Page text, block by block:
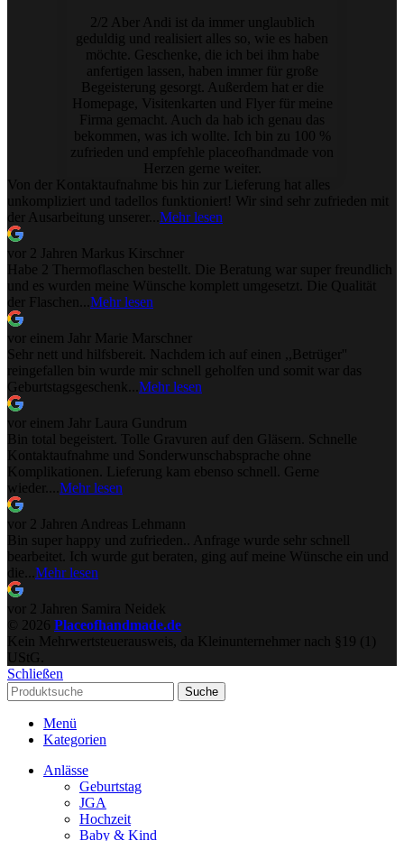
2/2 Aber Andi ist da immer unglaublich
geduldig und realisiert alles so, wie es haben
möchte. Geschenke, die ich bei ihm habe
anfertigen lassen, haben immer für große
Begeisterung gesorgt. Außerdem hat er die
Homepage, Visitenkarten und Flyer für meine
Firma gemacht. Auch da hab ich genau das
bekommen, was ich wollte. Ich bin zu 100 %
zufrieden und empfehle placeofhandmade von
Herzen gerne weiter.
Von der Kontaktaufnahme bis hin zur Lieferung hat alles
unkompliziert und tadellos funktioniert! Wir sind sehr zufrieden mit
der Ausarbeitung unserer... Mehr lesen
vor 2 Jahren Markus Kirschner
Habe 2 Thermoflaschen bestellt. Die Beratung war super freundlich
und es wurden meine Wünsche komplett umgesetzt. Die Qualität
der Flaschen... Mehr lesen
vor einem Jahr
Marie Marschner
Sehr nett und hilfsbereit. Nachdem ich auf einen ,,Betrüger''
reingefallen bin wurde mir schnell geholfen und somit war das
Geburtstagsgeschenk... Mehr lesen
vor einem Jahr
Laura Gundrum
Bin total begeistert. Tolle Gravuren auf den Gläsern. Schnelle
Kontaktaufnahme und Sonderwunschabsprache ohne
Komplikationen. Lieferung kam ebenso schnell. Gerne
wieder.... Mehr lesen
vor 2 Jahren Andreas Lehmann
Bin super happy und zufrieden.. Anfrage wurde sehr schnell
bearbeitet. Ich wurde gut beraten, ging auf meine Wünsche ein und
die... Mehr lesen
vor 2 Jahren Samira Neidek
© 2026 Placeofhandmade.de
Kein Mehrwertsteuerausweis, da Kleinunternehmer nach §19 (1)
UStG.
Schließen
Suche
Menü
Kategorien
Anlässe
Geburtstag
JGA
Hochzeit
Baby & Kind